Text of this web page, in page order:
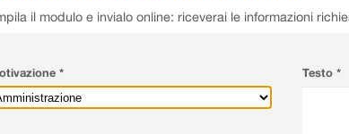
il modulo e invialo online: riceverai le informazioni
* Testo *